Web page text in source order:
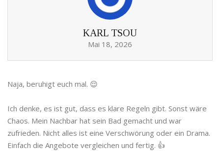
KARL TSOU
Mai 18, 2026
Naja, beruhigt euch mal. 😌
Ich denke, es ist gut, dass es klare Regeln gibt. Sonst wäre
Chaos. Mein Nachbar hat sein Bad gemacht und war
zufrieden. Nicht alles ist eine Verschwörung oder ein Drama.
Einfach die Angebote vergleichen und fertig. 👍